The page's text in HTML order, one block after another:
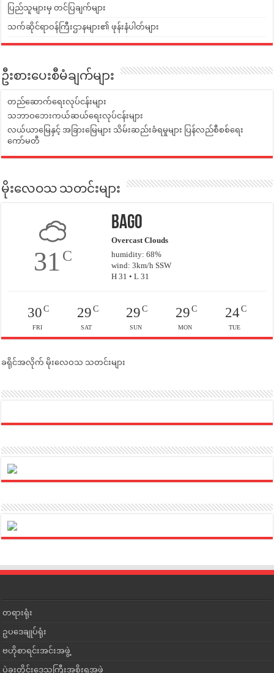
ပြည်သူများမှ တင်ပြချက်များ
သက်ဆိုင်ရာဝန်ကြီးဌာနများ၏ ဖုန်းနံပါတ်များ
ဦးစားပေးစီမံချက်များ
တည်ဆောက်ရေးလုပ်ငန်းများ
သဘာဝဘေးကယ်ဆယ်ရေးလုပ်ငန်းများ
လယ်ယာမြေနှင့် အခြားမြေများ သိမ်းဆည်းခံရမှုများ ပြန်လည်စီစစ်ရေး
ကော်မတီ
မိုးလေဝသ သတင်းများ
31 C
Bago
Overcast Clouds
humidity: 68%
wind: 3km/h SSW
H 31 • L 31
30C
FRI
29C
SAT
29 C
SUN
29C
MON
24C
TUE
ခရိုင်အလိုက် မိုးလေဝသ သတင်းများ
တရားရုံး
ဥပဒေချုပ်ရုံး
ဗဟိုစာရင်းအင်းအဖွဲ့
ပဲခူးတိုင်းဒေသကြီးအစိုးရအဖွဲ့